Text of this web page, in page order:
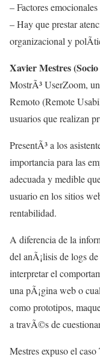
– Factores
– Hay que prestar
organizacional y
Xavier Mestres
MostrÃ³ UserZoom,
Remoto (Remote
usuarios que realizan
PresentÃ³ a los
importancia para las
adecuada y medible
usuario en los sitios
rentabilidad.
A diferencia de la
del anÃ¡lisis de logs
interpretar el
una pÃ¡gina web o
como prototipos,
a travÃ©s de
Mestres expuso el